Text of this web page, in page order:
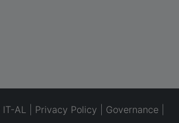
IT-AL Privacy Policy Governance